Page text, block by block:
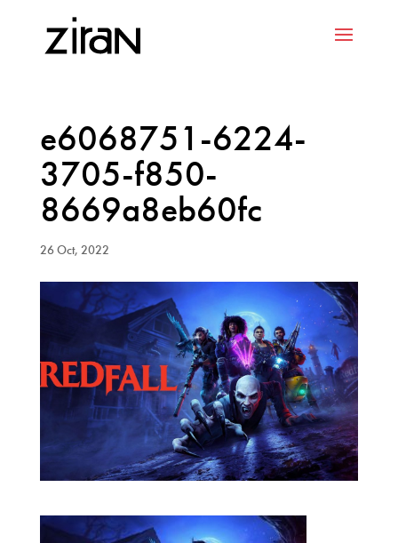
e6068751-6224-
3705-f850-
8669a8eb60fc
26 Oct, 2022